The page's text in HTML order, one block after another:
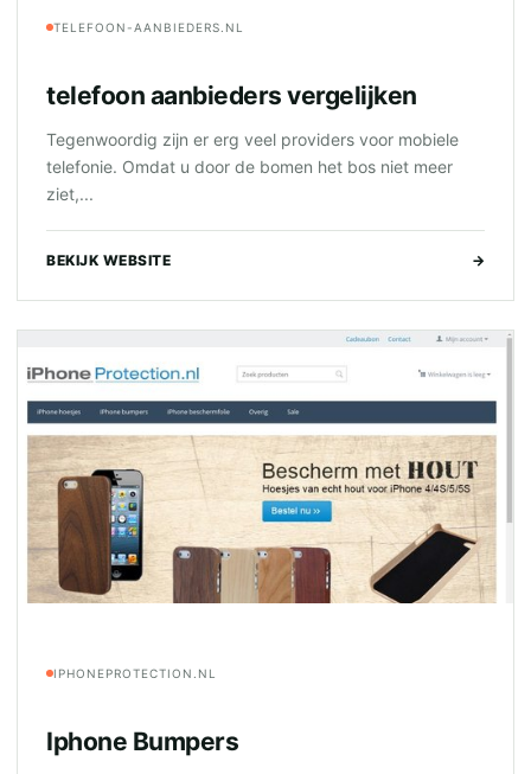
TELEFOON-AANBIEDERS.NL
telefoon aanbieders vergelijken
Tegenwoordig zijn er erg veel providers voor mobiele
telefonie. Omdat u door de bomen het bos niet meer
ziet,...
BEKIJK WEBSITE →
IPHONEPROTECTION.NL
Iphone Bumpers